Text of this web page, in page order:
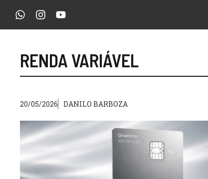
para
o
RENDA VARIÁVEL
20/05/2026 DANILO BARBOZA